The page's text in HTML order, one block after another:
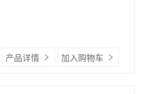
产品详情 加入购物车